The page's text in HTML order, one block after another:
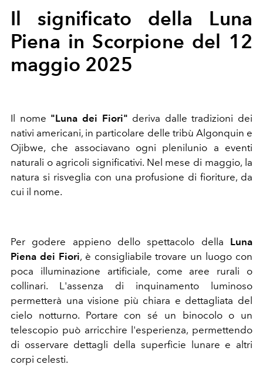
Il significato della Luna
Piena in Scorpione del 12
maggio 2025
Il nome "Luna dei Fiori" deriva dalle tradizioni dei
nativi americani, in particolare delle tribù Algonquin e
Ojibwe, che associavano ogni plenilunio a eventi
naturali o agricoli significativi. Nel mese di maggio, la
natura si risveglia con una profusione di fioriture, da
cui il nome.
Per godere appieno dello spettacolo della Luna
Piena dei Fiori, è consigliabile trovare un luogo con
poca illuminazione artificiale, come aree rurali o
collinari. L'assenza di inquinamento luminoso
permetterà una visione più chiara e dettagliata del
cielo notturno. Portare con sé un binocolo o un
telescopio può arricchire l'esperienza, permettendo
di osservare dettagli della superficie lunare e altri
corpi celesti.